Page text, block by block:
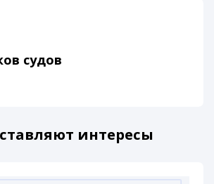
судов
интересы